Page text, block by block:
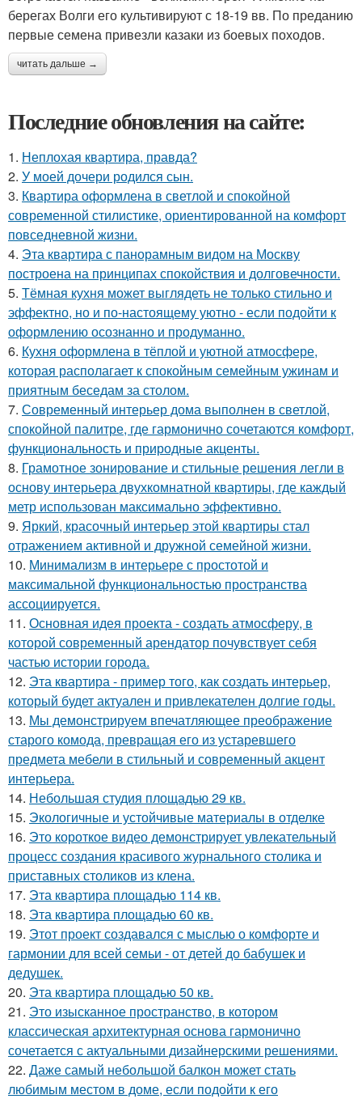
берегах Волги его культивируют с 18-19 вв. По преданию
первые семена привезли казаки из боевых походов.
читать дальше →
Последние обновления на сайте:
1. Неплохая квартира, правда?
2. У моей дочери родился сын.
3. Квартира оформлена в светлой и спокойной
современной стилистике, ориентированной на комфорт
повседневной жизни.
4. Эта квартира с панорамным видом на Москву
построена на принципах спокойствия и долговечности.
5. Тёмная кухня может выглядеть не только стильно и
эффектно, но и по-настоящему уютно - если подойти к
оформлению осознанно и продуманно.
6. Кухня оформлена в тёплой и уютной атмосфере,
которая располагает к спокойным семейным ужинам и
приятным беседам за столом.
7. Современный интерьер дома выполнен в светлой,
спокойной палитре, где гармонично сочетаются комфорт,
функциональность и природные акценты.
8. Грамотное зонирование и стильные решения легли в
основу интерьера двухкомнатной квартиры, где каждый
метр использован максимально эффективно.
9. Яркий, красочный интерьер этой квартиры стал
отражением активной и дружной семейной жизни.
10. Минимализм в интерьере с простотой и
максимальной функциональностью пространства
ассоциируется.
11. Основная идея проекта - создать атмосферу, в
которой современный арендатор почувствует себя
частью истории города.
12. Эта квартира - пример того, как создать интерьер,
который будет актуален и привлекателен долгие годы.
13. Мы демонстрируем впечатляющее преображение
старого комода, превращая его из устаревшего
предмета мебели в стильный и современный акцент
интерьера.
14. Небольшая студия площадью 29 кв.
15. Экологичные и устойчивые материалы в отделке
16. Это короткое видео демонстрирует увлекательный
процесс создания красивого журнального столика и
приставных столиков из клена.
17. Эта квартира площадью 114 кв.
18. Эта квартира площадью 60 кв.
19. Этот проект создавался с мыслью о комфорте и
гармонии для всей семьи - от детей до бабушек и
дедушек.
20. Эта квартира площадью 50 кв.
21. Это изысканное пространство, в котором
классическая архитектурная основа гармонично
сочетается с актуальными дизайнерскими решениями.
22. Даже самый небольшой балкон может стать
любимым местом в доме, если подойти к его